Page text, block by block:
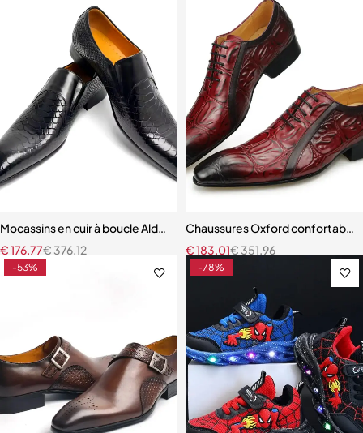
Mocassins en cuir à boucle Ald-on pour hommes
€376,12
€176,77
Chaussures Oxford
€351,96
€183,01
-53% -78%